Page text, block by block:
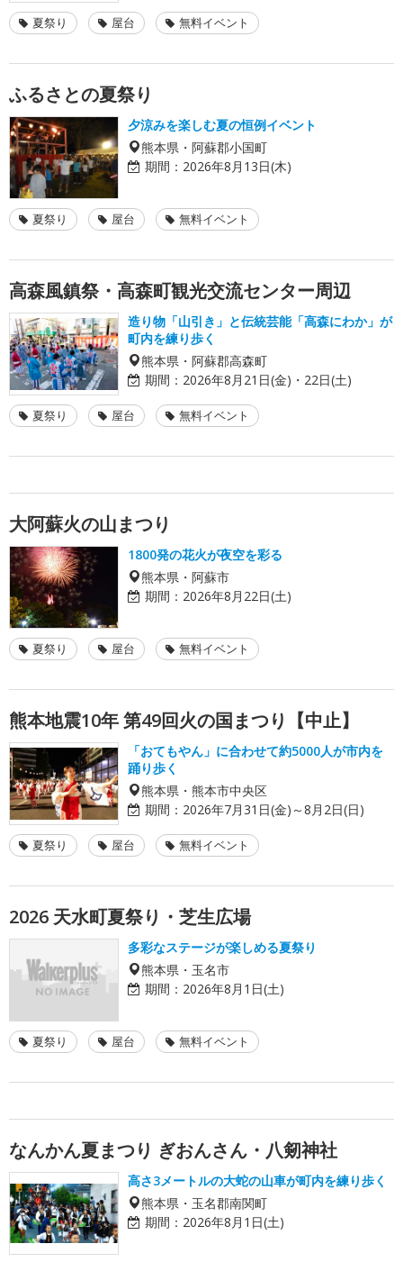
夏祭り 屋台 無料イベント
ふるさとの夏祭り
夕涼みを楽しむ夏の恒例イベント
熊本県・阿蘇郡小国町
期間： 2026年8月13日(木)
夏祭り 屋台 無料イベント
高森風鎮祭・高森町観光交流センター周辺
造り物「山引き」と伝統芸能「高森にわか」が
町内を練り歩く
熊本県・阿蘇郡高森町
期間： 2026年8月21日(金)・22日(土)
夏祭り 屋台 無料イベント
大阿蘇火の山まつり
1800発の花火が夜空を彩る
熊本県・阿蘇市
期間： 2026年8月22日(土)
夏祭り 屋台 無料イベント
熊本地震10年 第49回火の国まつり【中止】
「おてもやん」に合わせて約5000人が市内を
踊り歩く
熊本県・熊本市中央区
期間： 2026年7月31日(金)～8月2日(日)
夏祭り 屋台 無料イベント
2026 天水町夏祭り・芝生広場
多彩なステージが楽しめる夏祭り
熊本県・玉名市
期間： 2026年8月1日(土)
夏祭り 屋台 無料イベント
なんかん夏まつり ぎおんさん・八剱神社
高さ3メートルの大蛇の山車が町内を練り歩く
熊本県・玉名郡南関町
期間： 2026年8月1日(土)